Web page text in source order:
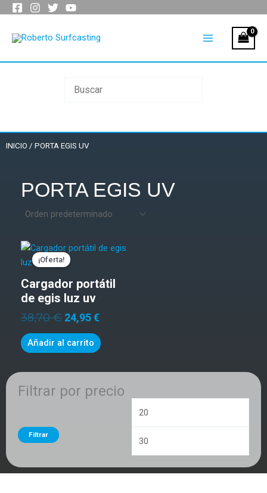
contenido
Menu
INICIO / PORTA EGIS UV
Filtrar por precio
mínimo
Filtrar
PORTA EGIS UV
¡Oferta!
Cargador portátil
de egis luz uv
38,70€
El
precio
era:
38,70 €.
24,95€
El
es:
Añadir al carrito